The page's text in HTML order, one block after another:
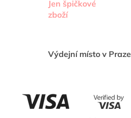
Jen špičkové
zboží
Výdejní místo v Praze